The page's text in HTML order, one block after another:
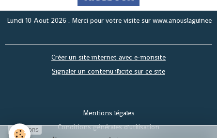
Nous
Créer un site internet avec e-monsite
Signaler un contenu illicite sur ce site
Mentions légales
Conditions générales d'utilisation
SPONSORS